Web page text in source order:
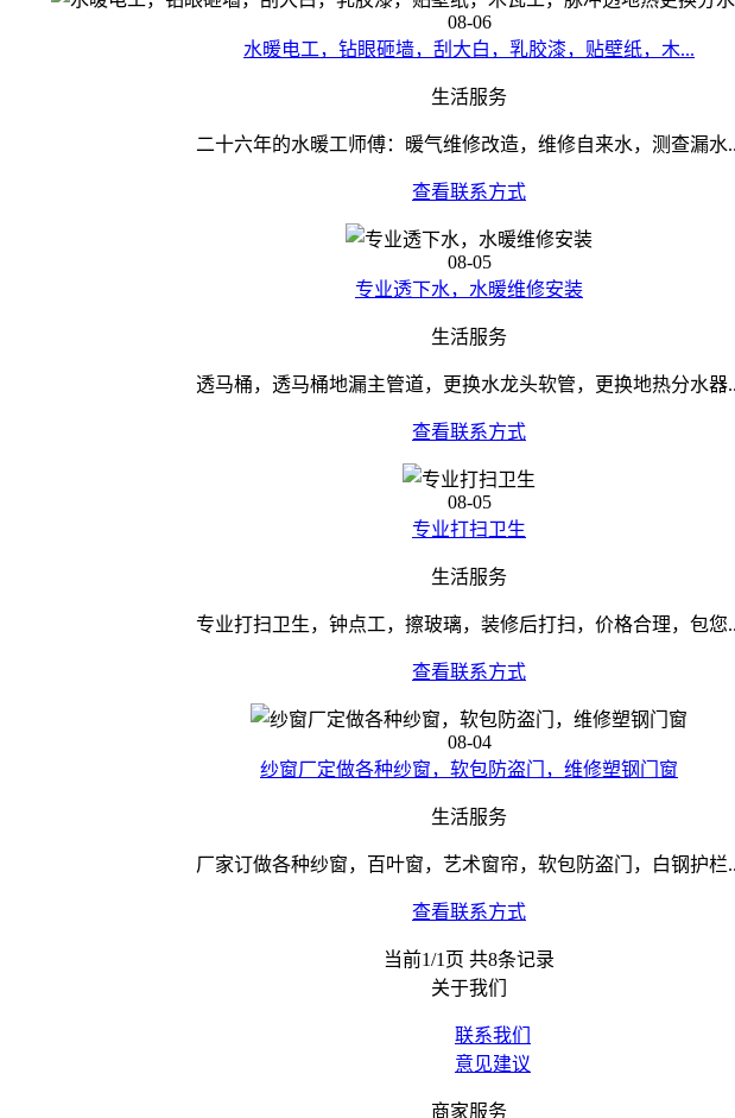
08-06
水暖电工，钻眼砸墙，刮大白，乳胶漆，贴壁纸，木...
生活服务
二十六年的水暖工师傅：暖气维修改造，维修自来水，测查漏水
查看联系方式
08-05
专业透下水，水暖维修安装
生活服务
透马桶，透马桶地漏主管道，更换水龙头软管，更换地热分水器
查看联系方式
08-05
专业打扫卫生
生活服务
专业打扫卫生，钟点工，擦玻璃，装修后打扫，价格合理，包您
查看联系方式
08-04
纱窗厂定做各种纱窗，软包防盗门，维修塑钢门窗
生活服务
厂家订做各种纱窗，百叶窗，艺术窗帘，软包防盗门，白钢护栏
查看联系方式
当前1/1页 共8条记录
关于我们
联系我们
意见建议
商家服务